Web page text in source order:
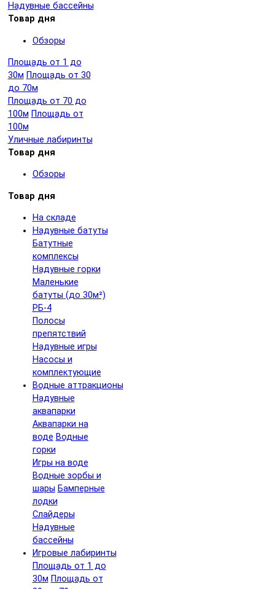
Надувные бассейны
Товар дня
Обзоры
Площадь от 1 до
30м Площадь от 30
до 70м
Площадь от 70 до
100м Площадь от
100м
Уличные лабиринты
Товар дня
Обзоры
Товар дня
На складе
Надувные батуты
Батутные
комплексы
Надувные горки
Маленькие
батуты (до 30м²)
РБ-4
Полосы
препятствий
Надувные игры
Насосы и
комплектующие
Водные аттракционы
Надувные
аквапарки
Аквапарки на
воде Водные
горки
Игры на воде
Водные зорбы и
шары Бамперные
лодки
Слайдеры
Надувные
бассейны
Игровые лабиринты
Площадь от 1 до
30м Площадь от